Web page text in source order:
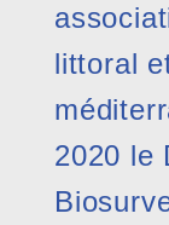
littoral
2020 le